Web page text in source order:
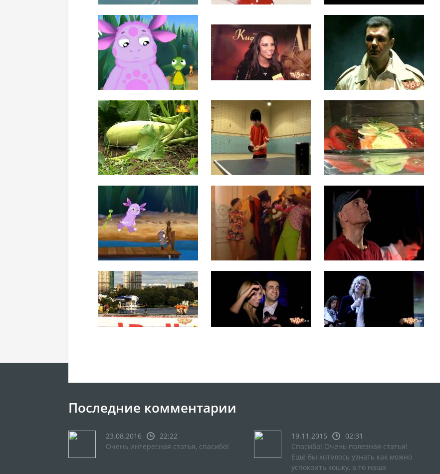
Последние комментарии
23.08.2016
22:22
Очень интересная статья, спасибо!
19.11.2015
02:31
Спасибо! Очень полезная статья!
Ещё бы хотелось узнать как можно
успокоить кошку, а то наша